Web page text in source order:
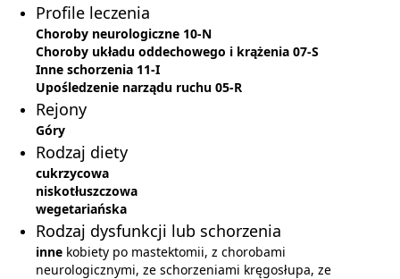
Profile leczenia
Choroby neurologiczne 10-N
Choroby układu oddechowego i krążenia 07-S
Inne schorzenia 11-I
Upośledzenie narządu ruchu 05-R
Rejony
Góry
Rodzaj diety
cukrzycowa
niskotłuszczowa
wegetariańska
Rodzaj dysfunkcji lub schorzenia
inne kobiety po mastektomii, z chorobami
neurologicznymi, ze schorzeniami kręgosłupa, ze